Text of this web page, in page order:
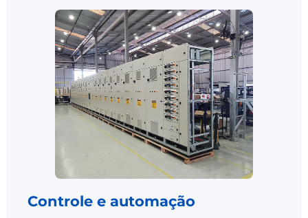
Controle e automação